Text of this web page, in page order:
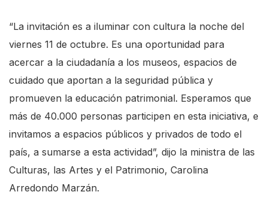
“La invitación es a iluminar con cultura la noche del
viernes 11 de octubre. Es una oportunidad para
acercar a la ciudadanía a los museos, espacios de
cuidado que aportan a la seguridad pública y
promueven la educación patrimonial. Esperamos que
más de 40.000 personas participen en esta iniciativa, e
invitamos a espacios públicos y privados de todo el
país, a sumarse a esta actividad”, dijo la ministra de las
Culturas, las Artes y el Patrimonio, Carolina
Arredondo Marzán.